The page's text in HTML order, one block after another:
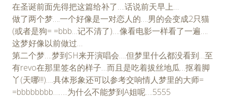
在圣诞前面先得把这篇给补了….话说前天早上…
做了两个梦….一个好像是一对恋人的….男的会变成2只猫
(或者是狗= =bbb…记不清了)….像看电影一样看了一遍….
这梦好像以前做过…
第二个梦….梦到SH来开演唱会….但梦里什么都没看到…至
有revo在那里签名的样子…而且是吃着拔丝地瓜…抠着脚
丫(天哪!!!)….具体形象还可以参考交响情人梦里的大师=
=bbbbbbbb……..为什么不能梦到A姐呢….5555